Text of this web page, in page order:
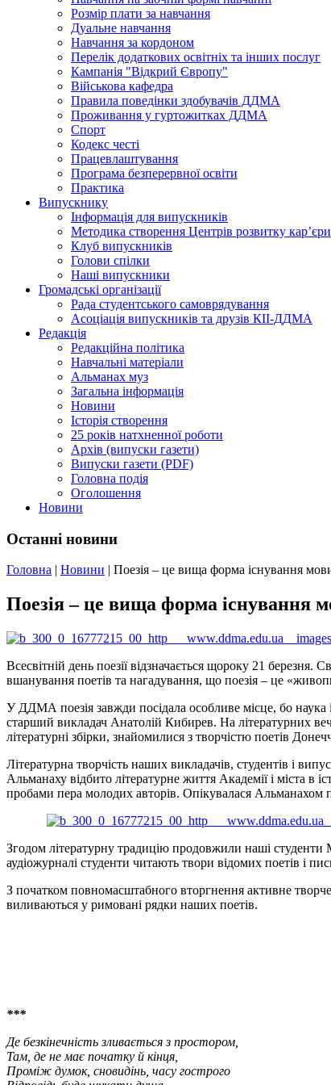
Розмір плати за навчання
Дуальне навчання
Навчання за кордоном
Перелік додаткових освітніх та інших послуг
Кампанія "Відкрий Європу"
Військова кафедра
Правила поведінки здобувачів ДДМА
Проживання у гуртожитках ДДМА
Спорт
Кодекс честі
Працевлаштування
Програма безперервної освіти
Практика
Випускнику
Інформація для випускників
Методика створення Центрів розвитку кар’єри
Клуб випускників
Голови спілки
Наші випускники
Громадські організації
Рада студентського самоврядування
Асоціація випускників та друзів КІІ-ДДМА
Редакція
Редакційна політика
Навчальні матеріали
Альманах муз
Загальна інформація
Новини
Історія створення
25 років натхненної роботи
Архів (випуски газети)
Випуски газети (PDF)
Головна подія
Оголошення
Новини
Останні новини
Головна | Новини | Поезія – це вища форма існування
Поезія – це вища форма існування
Всесвітній день поезії відзначається щороку 21
вшанування поетів та нагадування, що поезія – це
У ДДМА поезія завжди посідала особливе місце, бо наука
старший викладач Анатолій Кибирев. На літературних
літературні збірки, знайомилися з творчістю поетів
Літературна творчість наших викладачів, студентів і
Альманаху відбито літературне життя Академії і міста в
пробами пера молодих авторів. Опікувалася
Згодом літературну традицію продовжили наші
аудіожурналі студенти читають твори відомих поетів і
З початком повномасштабного вторгнення активне
виливаються у римовані рядки наших поетів.
***
Де безкінечність зливається з простором,
Там, де не має початку й кінця,
Проміж думок, сновидінь, часу гострого